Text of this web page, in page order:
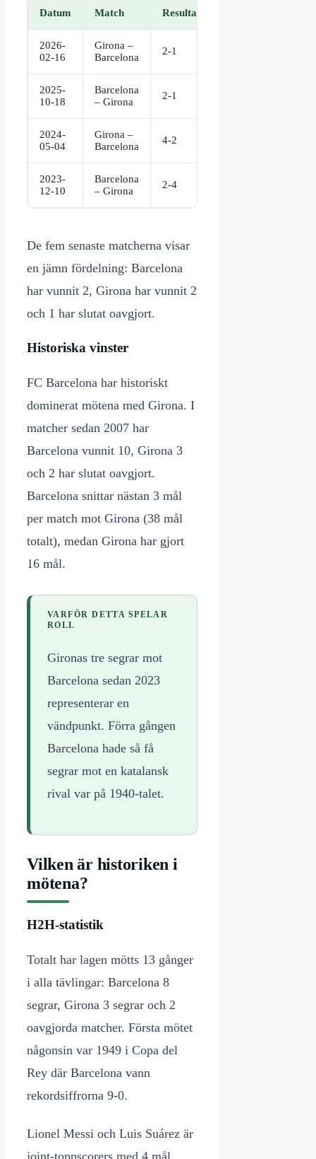
Datum Match Resultat
2026-
02-16
Girona –
Barcelona
2-1
2025-
10-18
Barcelona
– Girona
2-1
2024-
05-04
Girona –
Barcelona
4-2
2023-
12-10
Barcelona
– Girona
2-4
De fem senaste matcherna visar
en jämn fördelning: Barcelona
har vunnit 2, Girona har vunnit 2
och 1 har slutat oavgjort.
Historiska vinster
FC Barcelona har historiskt
dominerat mötena med Girona. I
matcher sedan 2007 har
Barcelona vunnit 10, Girona 3
och 2 har slutat oavgjort.
Barcelona snittar nästan 3 mål
per match mot Girona (38 mål
totalt), medan Girona har gjort
16 mål.
VARFÖR DETTA SPELAR
ROLL
Gironas tre segrar mot
Barcelona sedan 2023
representerar en
vändpunkt. Förra gången
Barcelona hade så få
segrar mot en katalansk
rival var på 1940-talet.
Vilken är historiken i
mötena?
H2H-statistik
Totalt har lagen mötts 13 gånger
i alla tävlingar: Barcelona 8
segrar, Girona 3 segrar och 2
oavgjorda matcher. Första mötet
någonsin var 1949 i Copa del
Rey där Barcelona vann
rekordsiffrorna 9-0.
Lionel Messi och Luis Suárez är